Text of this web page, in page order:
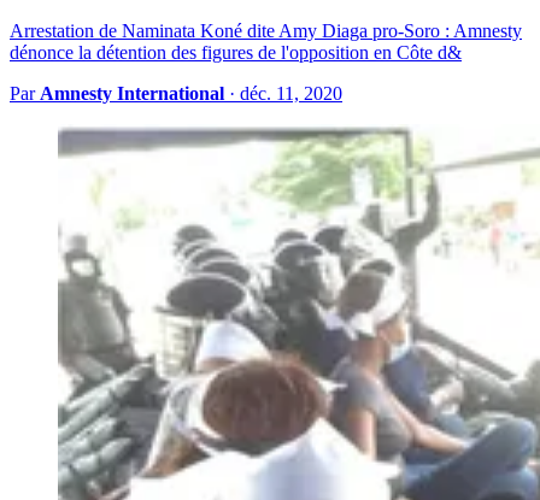
Arrestation de Naminata Koné dite Amy Diaga pro-Soro : Amnesty
dénonce la détention des figures de l'opposition en Côte d&
Par Amnesty International · déc. 11, 2020